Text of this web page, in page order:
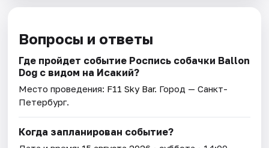
Вопросы и ответы
Где пройдет событие Роспись собачки Ballon
Dog с видом на Исакий?
Место проведения: F11 Sky Bar. Город — Санкт-
Петербург.
Когда запланирован событие?